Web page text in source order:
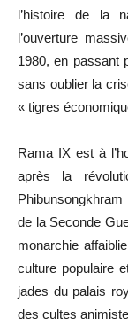
l’histoire de la
l’ouverture
1980, en passant
sans oublier la
« tigres
Rama IX est à
après la
de la Seconde
monarchie
culture populaire
jades du palais
des cultes